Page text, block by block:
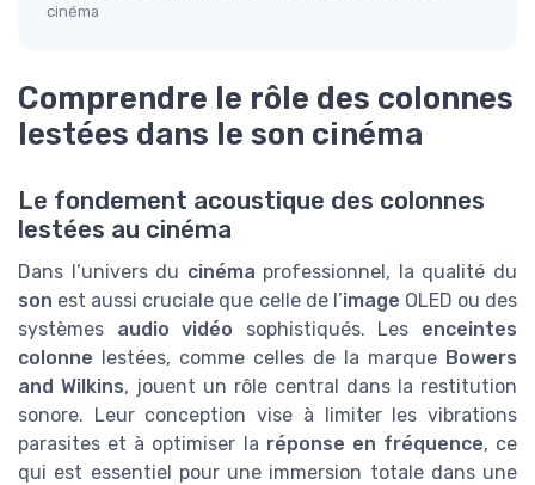
cinéma
Comprendre le rôle des colonnes
lestées dans le son cinéma
Le fondement acoustique des colonnes
lestées au cinéma
Dans l’univers du cinéma professionnel, la qualité du
son est aussi cruciale que celle de l’image OLED ou des
systèmes audio vidéo sophistiqués. Les enceintes
colonne lestées, comme celles de la marque Bowers
and Wilkins, jouent un rôle central dans la restitution
sonore. Leur conception vise à limiter les vibrations
parasites et à optimiser la réponse en fréquence, ce
qui est essentiel pour une immersion totale dans une